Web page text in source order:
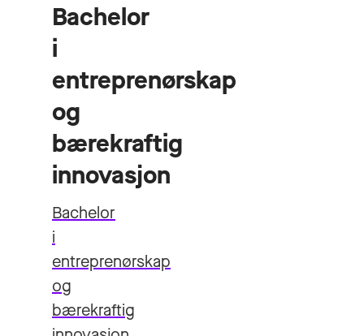
Bachelor
i
entreprenørskap
og
bærekraftig
innovasjon
Bachelor
i
entreprenørskap
og
bærekraftig